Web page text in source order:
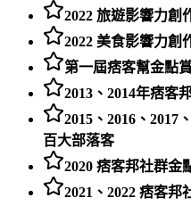
2022 旅遊影響力創
2022 美食影響力創
第一屆痞客幫金點
2013、2014年痞客
2015、2016、2017
百大部落客
2020 痞客邦社群金
2021、2022 痞客